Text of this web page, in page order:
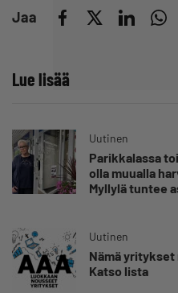
Jaa
Lue lisää
Uutinen
Parikkalassa
olla muualla
Myllylä tuntee
Uutinen
Nämä
Katso lista